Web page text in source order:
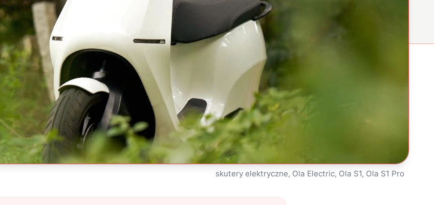
skutery elektryczne, Ola Electric, Ola S1, Ola S1 Pro